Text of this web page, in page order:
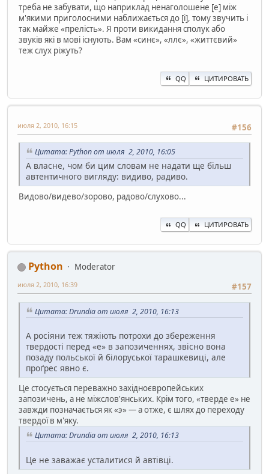
треба не забувати, що наприклад ненаголошене [е] між
м'якими приголосними наближається до [і], тому звучить і
так майже «прелість». Я проти викидання сполук або
звуків які в мові існують. Вам «синє», «ллє», «життєвий»
теж слух ріжуть?
QQ ЦИТИРОВАТЬ
#156
июля 2, 2010, 16:15
Цитата: Python от июля 2, 2010, 16:05
А власне, чом би цим словам не надати ще більш
автентичного вигляду: видиво, радиво.
Видово/видево/зорово, радово/слухово...
QQ ЦИТИРОВАТЬ
Python
Moderator
#157
июля 2, 2010, 16:39
Цитата: Drundia от июля 2, 2010, 16:13
А росіяни теж тяжіють потрохи до збереження
твердості перед «е» в запозиченнях, звісно вона
позаду польської й білоруської тарашкевиці, але
проґрес явно є.
Це стосується переважно західноєвропейських
запозичень, а не міжслов'янських. Крім того, «тверде е» не
завжди позначається як «э» — а отже, є шлях до переходу
твердої в м'яку.
Цитата: Drundia от июля 2, 2010, 16:13
Це не заважає усталитися й автівці.